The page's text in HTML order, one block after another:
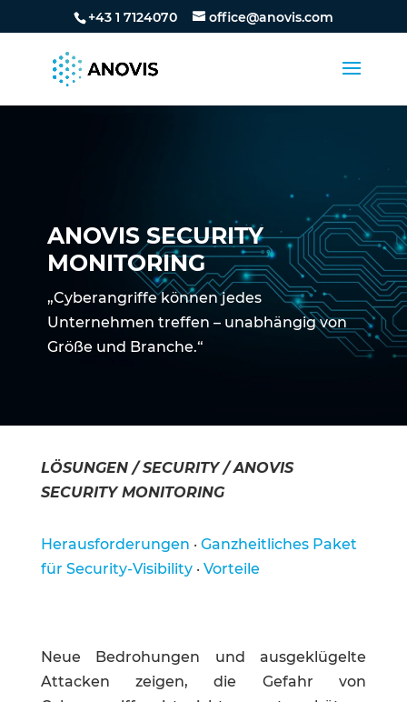
+43 1 7124070 office@anovis.com
ANOVIS SECURITY
MONITORING
„Cyberangriffe können jedes
Unternehmen treffen – unabhängig von
Größe und Branche.“
LÖSUNGEN / SECURITY / ANOVIS
SECURITY MONITORING
Herausforderungen · Ganzheitliches Paket
für Security-Visibility · Vorteile
Neue Bedrohungen und ausgeklügelte
Attacken zeigen, die Gefahr von